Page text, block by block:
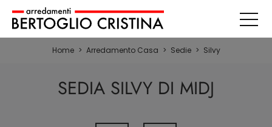
Home > Arredamento Casa > Sedie > Silvy
SEDIA SILVY DI MIDJ